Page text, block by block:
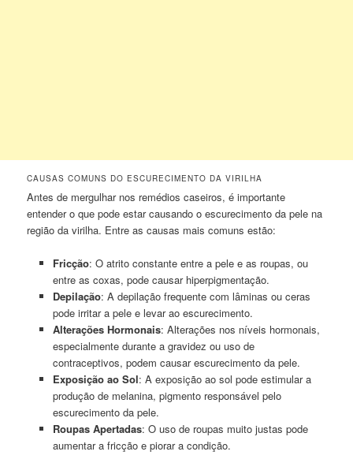
CAUSAS COMUNS DO ESCURECIMENTO DA VIRILHA
Antes de mergulhar nos remédios caseiros, é importante
entender o que pode estar causando o escurecimento da pele na
região da virilha. Entre as causas mais comuns estão:
Fricção: O atrito constante entre a pele e as roupas, ou
entre as coxas, pode causar hiperpigmentação.
Depilação: A depilação frequente com lâminas ou ceras
pode irritar a pele e levar ao escurecimento.
Alterações Hormonais: Alterações nos níveis hormonais,
especialmente durante a gravidez ou uso de
contraceptivos, podem causar escurecimento da pele.
Exposição ao Sol: A exposição ao sol pode estimular a
produção de melanina, pigmento responsável pelo
escurecimento da pele.
Roupas Apertadas: O uso de roupas muito justas pode
aumentar a fricção e piorar a condição.